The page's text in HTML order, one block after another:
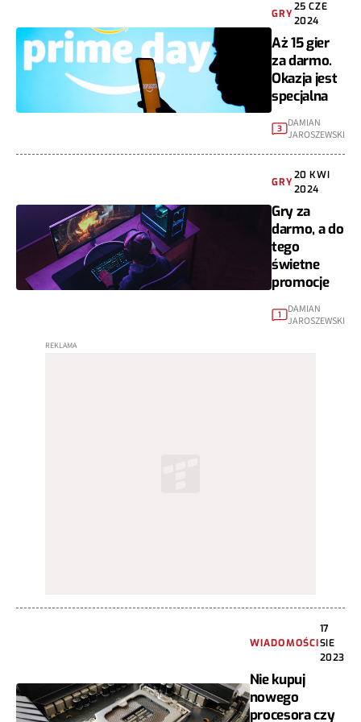
GRY
25 CZE
2024
Aż 15 gier
za darmo.
Okazja jest
specjalna
3
DAMIAN
JAROSZEWSKI
GRY
20 KWI
2024
Gry za
darmo, a do
tego
świetne
promocje
1
DAMIAN
JAROSZEWSKI
WIADOMOŚCI
17
SIE
2023
Nie kupuj
nowego
procesora czy